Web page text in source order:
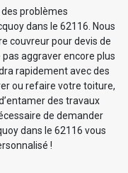
problèmes
dans le 62116. Nous
couvreur pour devis de
aggraver encore plus
rapidement avec des
ou refaire votre toiture,
des travaux
de demander
dans le 62116 vous
!